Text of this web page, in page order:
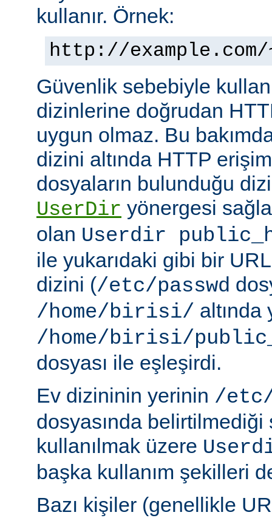
kullanır. Örnek:
http://
Güvenlik sebebiyle
dizinlerine doğrudan
uygun olmaz. Bu
dizini altında HTTP
dosyaların bulunduğu
UserDir yönergesi
olan Userdir
ile yukarıdaki gibi bir URL
dizini (/etc/passwd
/home/birisi/ altında
/home/birisi/
dosyası ile eşleşirdi.
Ev dizininin yerinin /etc/
dosyasında belirtilmediği
kullanılmak üzere
başka kullanım şekilleri
Bazı kişiler (genellikle